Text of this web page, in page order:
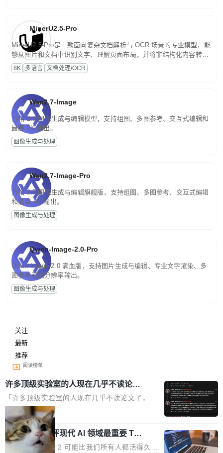
MinerU2.5-Pro
MinerU2.5-Pro是一款面向复杂文档解析与 OCR 场景的专业模型，能
够从图片和文档中识别文字、理解页面布局，并将非结构化内容转换
为便于存储、检索和二次处理的结构化结果。
8K 多语言 文档处理/OCR
Wan2.7-Image
万相 2.7 图像生成与编辑模型，支持组图、多图参考、交互式编辑和
最高 2K 输出。
图像生成与处理
Wan2.7-Image-Pro
万相 2.7 图像生成与编辑旗舰版，支持组图、多图参考、交互式编辑
和最高 4K 输出。
图像生成与处理
Qwen-Image-2.0-Pro
Qwen-Image-2.0 满血版，支持图片生成与编辑、专业文字渲染、多
图参考和高分辨率输出。
图像生成与处理
关注
最新
推荐
阅读榜单
许多顶级实验室的人现在几乎不读论文
了
「许多顶级实验室的人现在几乎不读论文了，而
且他们认为 ICLR/ICML/NeurIPS 充斥着大量过
度宣传和欺诈。」 OpenAI 研究员 Keller Jorda
n 这条推文引发了广泛讨论。他不是在说风凉
话，他是说出了一个圈内人尽皆知但很少公开捅
局
xAI 前工程师评现代 AI 领域最重要 Top
3 开源项目
Flash Attention 2 可能比我们所有人都活得久。